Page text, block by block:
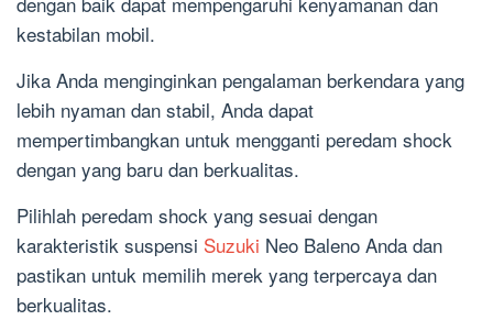
kestabilan mobil.
Jika Anda menginginkan pengalaman berkendara yang
lebih nyaman dan stabil, Anda dapat
mempertimbangkan untuk mengganti peredam shock
dengan yang baru dan berkualitas.
Pilihlah peredam shock yang sesuai dengan
karakteristik suspensi Suzuki Neo Baleno Anda dan
pastikan untuk memilih merek yang terpercaya dan
berkualitas.